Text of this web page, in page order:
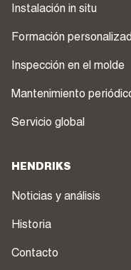
Instalación in situ
Formación
Inspección en el molde
Mantenimiento
Servicio global
HENDRIKS
Noticias y análisis
Historia
Contacto